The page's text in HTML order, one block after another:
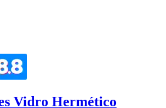
Vidro Hermético